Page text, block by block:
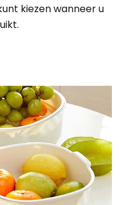
kiezen wanneer u
.